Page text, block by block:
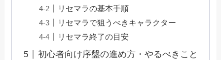
リセマラの基本手順
リセマラで狙うべきキャラクター
リセマラ終了の目安
初心者向け序盤の進め方・やるべきこと